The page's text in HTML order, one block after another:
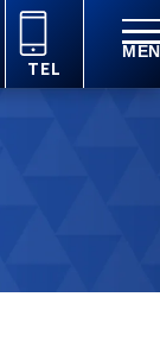
TEL